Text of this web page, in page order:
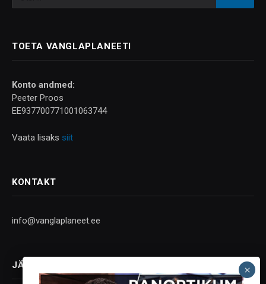
TOETA VANGLAPLANEETI
Konto andmed:
Peeter Proos
EE937700771001063744
Vaata lisaks siit
KONTAKT
info@vanglaplaneet.ee
JÄLGI SOTSIAALMEEDIAS